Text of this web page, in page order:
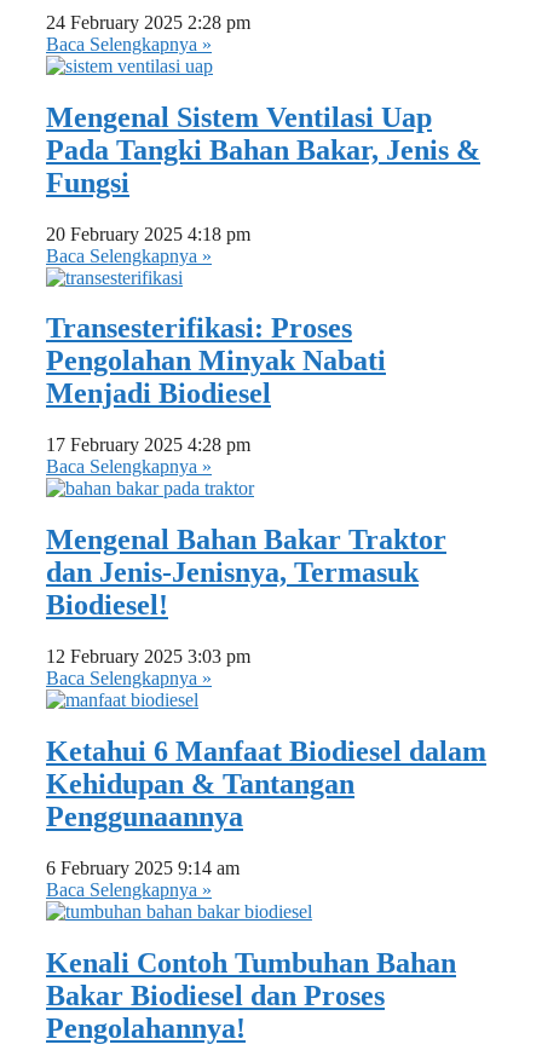
24 February 2025 2:28 pm
Baca Selengkapnya »
Mengenal Sistem Ventilasi Uap
Pada Tangki Bahan Bakar, Jenis &
Fungsi
20 February 2025 4:18 pm
Baca Selengkapnya »
Transesterifikasi: Proses
Pengolahan Minyak Nabati
Menjadi Biodiesel
17 February 2025 4:28 pm
Baca Selengkapnya »
Mengenal Bahan Bakar Traktor
dan Jenis-Jenisnya, Termasuk
Biodiesel!
12 February 2025 3:03 pm
Baca Selengkapnya »
Ketahui 6 Manfaat Biodiesel dalam
Kehidupan & Tantangan
Penggunaannya
6 February 2025 9:14 am
Baca Selengkapnya »
Kenali Contoh Tumbuhan Bahan
Bakar Biodiesel dan Proses
Pengolahannya!